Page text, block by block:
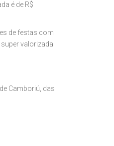
é de R$
de festas com
valorizada
Camboriú, das